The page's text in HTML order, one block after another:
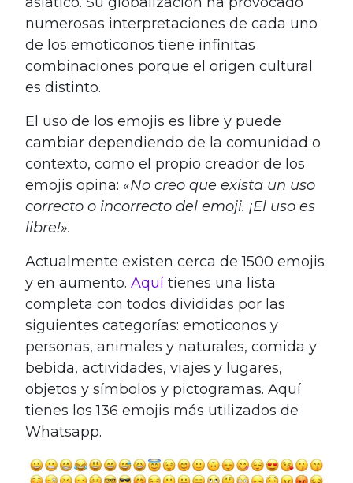
numerosas interpretaciones de cada uno
de los emoticonos tiene infinitas
combinaciones porque el origen cultural
es distinto.
El uso de los emojis es libre y puede
cambiar dependiendo de la comunidad o
contexto, como el propio creador de los
emojis opina: «No creo que exista un uso
correcto o incorrecto del emoji. ¡El uso es
libre!».
Actualmente existen cerca de 1500 emojis
y en aumento. Aquí tienes una lista
completa con todos divididas por las
siguientes categorías: emoticonos y
personas, animales y naturales, comida y
bebida, actividades, viajes y lugares,
objetos y símbolos y pictogramas. Aquí
tienes los 136 emojis más utilizados de
Whatsapp.